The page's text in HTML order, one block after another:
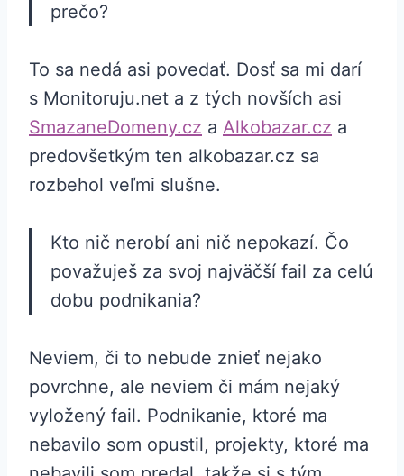
prečo?
To sa nedá asi povedať. Dosť sa mi darí
s Monitoruju.net a z tých novších asi
SmazaneDomeny.cz a Alkobazar.cz a
predovšetkým ten alkobazar.cz sa
rozbehol veľmi slušne.
Kto nič nerobí ani nič nepokazí. Čo
považuješ za svoj najväčší fail za celú
dobu podnikania?
Neviem, či to nebude znieť nejako
povrchne, ale neviem či mám nejaký
vyložený fail. Podnikanie, ktoré ma
nebavilo som opustil, projekty, ktoré ma